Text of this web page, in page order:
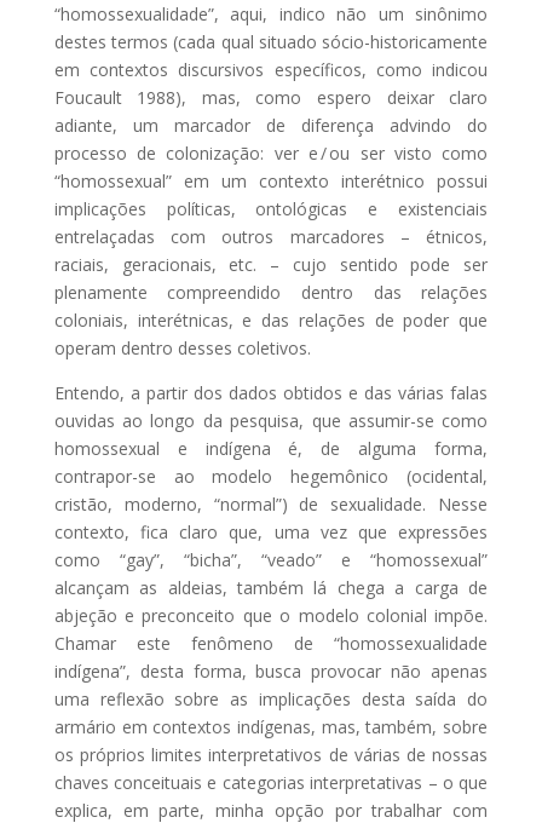
“homossexualidade”, aqui, indico não um sinônimo
destes termos (cada qual situado sócio-historicamente
em contextos discursivos específicos, como indicou
Foucault 1988), mas, como espero deixar claro
adiante, um marcador de diferença advindo do
processo de colonização: ver e / ou ser visto como
“homossexual” em um contexto interétnico possui
implicações políticas, ontológicas e existenciais
entrelaçadas com outros marcadores – étnicos,
raciais, geracionais, etc. – cujo sentido pode ser
plenamente compreendido dentro das relações
coloniais, interétnicas, e das relações de poder que
operam dentro desses coletivos.
Entendo, a partir dos dados obtidos e das várias falas
ouvidas ao longo da pesquisa, que assumir-se como
homossexual e indígena é, de alguma forma,
contrapor-se ao modelo hegemônico (ocidental,
cristão, moderno, “normal”) de sexualidade. Nesse
contexto, fica claro que, uma vez que expressões
como “gay”, “bicha”, “veado” e “homossexual”
alcançam as aldeias, também lá chega a carga de
abjeção e preconceito que o modelo colonial impõe.
Chamar este fenômeno de “homossexualidade
indígena”, desta forma, busca provocar não apenas
uma reflexão sobre as implicações desta saída do
armário em contextos indígenas, mas, também, sobre
os próprios limites interpretativos de várias de nossas
chaves conceituais e categorias interpretativas – o que
explica, em parte, minha opção por trabalhar com